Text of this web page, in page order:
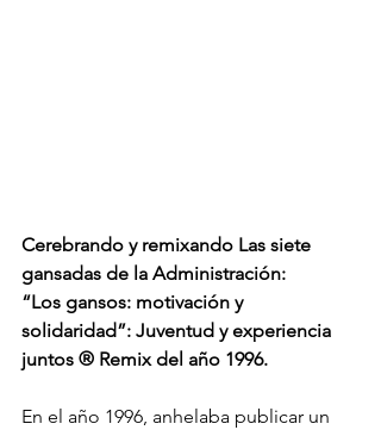
Cerebrando y remixando Las siete
gansadas de la Administración:
“Los gansos: motivación y
solidaridad”: Juventud y experiencia
juntos ® Remix del año 1996.
En el año 1996, anhelaba publicar un